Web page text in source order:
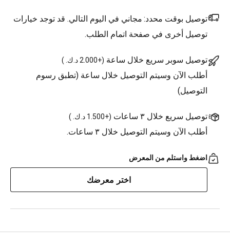
توصيل بوقت محدد: مجاني في اليوم التالي. قد توجد خيارات
توصيل أخرى في صفحة اتمام الطلب.
توصيل سوبر سريع خلال ساعة (+2.000 د.ك. )
أطلب الآن وسيتم التوصيل خلال ساعة (تطبق رسوم
التوصيل)
توصيل سريع خلال ٣ ساعات (+1.500 د.ك. )
أطلب الآن وسيتم التوصيل خلال ٣ ساعات.
اضغط واستلم من المعرض
اختر معرضك